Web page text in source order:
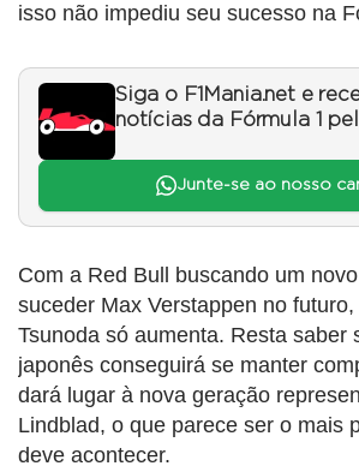
isso não impediu seu sucesso na
Siga o F1Mania.net e
notícias da Fórmula 1
Junte-se ao nosso
Com a Red Bull buscando um
suceder Max Verstappen no
Tsunoda só aumenta. Resta saber
japonês conseguirá se manter
dará lugar à nova geração
Lindblad, o que parece ser o mais
deve acontecer.